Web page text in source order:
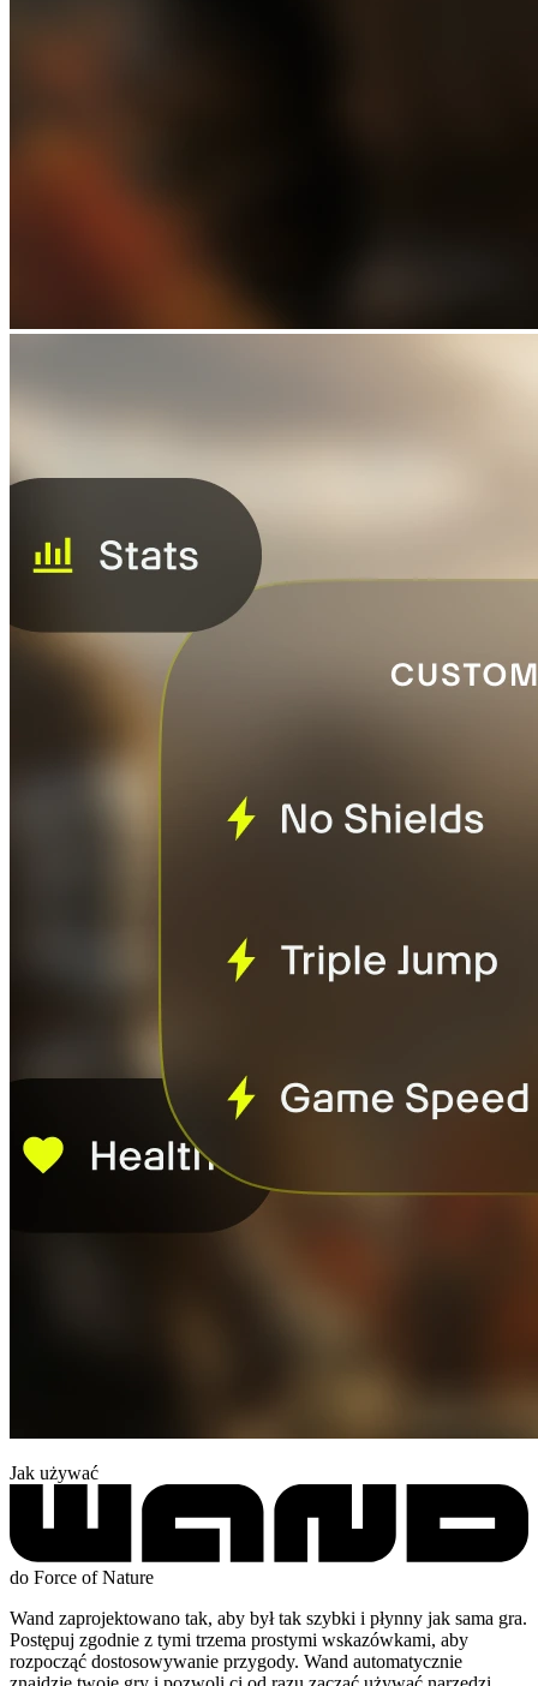
Jak używać
do Force of Nature
Wand zaprojektowano tak, aby był tak szybki i płynny jak sama gra.
Postępuj zgodnie z tymi trzema prostymi wskazówkami, aby
rozpocząć dostosowywanie przygody. Wand automatycznie